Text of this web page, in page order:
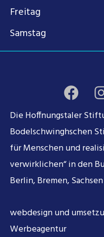
Freitag
Samstag
Die Hoffnungstaler
Bodelschwinghschen
für Menschen und
verwirklichen“ in den
Berlin, Bremen,
webdesign und
Werbeagentur